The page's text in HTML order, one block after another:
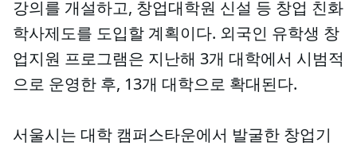
강의를 개설하고, 창업대학원 신설 등 창업 친화
학사제도를 도입할 계획이다. 외국인 유학생 창
업지원 프로그램은 지난해 3개 대학에서 시범적
으로 운영한 후, 13개 대학으로 확대된다.
서울시는 대학 캠퍼스타운에서 발굴한 창업기